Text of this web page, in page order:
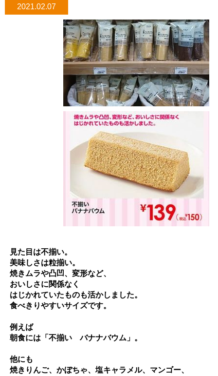
2021.02.07
見た目は不揃い。
美味しさは粒揃い。
焼きムラや凸凹、変形など、
おいしさに関係なく
はじかれていたものも活かしました。
食べきりやすいサイズです。
例えば
朝食には「不揃い バナナバウム」。
他にも
焼きりんご、かぼちゃ、塩キャラメル、マンゴー、